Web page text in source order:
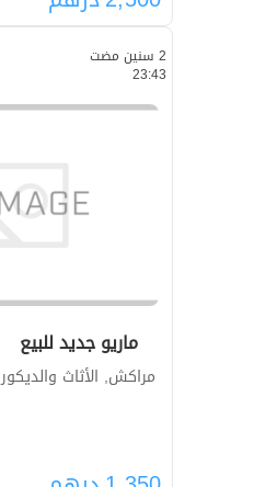
2 سنين مضت
23:43
ماريو جديد للبيع
مراكش, الأثاث والديكور